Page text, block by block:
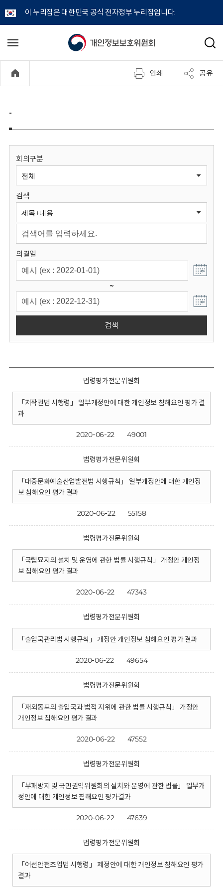
이 누리집은 대한민국 공식 전자정부 누리집입니다.
개
정
보
원
회
메
기
검
인쇄 공유
-
회의구분
검색
의결일
~
검색
법령평가전문위원회
「저작권법 시행령」 일부개정안에 대한 개인정보 침해요인 평가 결
과
2020-06-22 49001
법령평가전문위원회
「대중문화예술산업발전법 시행규칙」 일부개정안에 대한 개인정
보 침해요인 평가 결과
2020-06-22 55158
법령평가전문위원회
「국립묘지의 설치 및 운영에 관한 법률 시행규칙」 개정안 개인정
보 침해요인 평가 결과
2020-06-22 47343
법령평가전문위원회
「출입국관리법 시행규칙」 개정안 개인정보 침해요인 평가 결과
2020-06-22 49654
법령평가전문위원회
「재외동포의 출입국과 법적 지위에 관한 법률 시행규칙」 개정안
개인정보 침해요인 평가 결과
2020-06-22 47552
법령평가전문위원회
「부패방지 및 국민권익위원회의 설치와 운영에 관한 법률」 일부개
정안에 대한 개인정보 침해요인 평가결과
2020-06-22 47639
법령평가전문위원회
「어선안전조업법 시행령」 제정안에 대한 개인정보 침해요인 평가
결과